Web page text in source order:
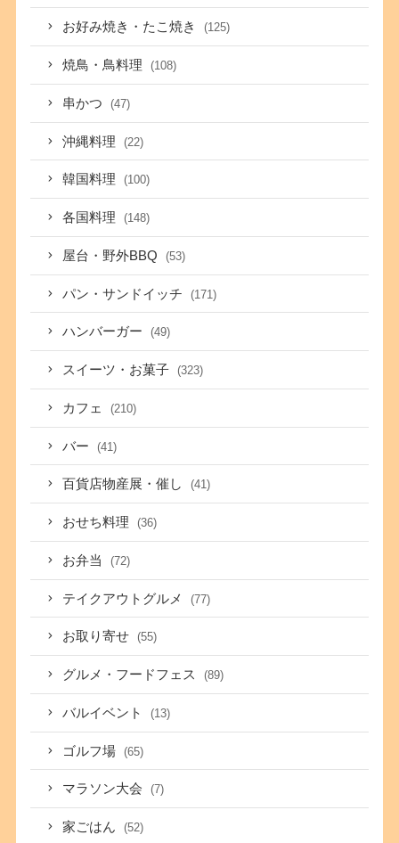
お好み焼き・たこ焼き (125)
焼鳥・鳥料理 (108)
串かつ (47)
沖縄料理 (22)
韓国料理 (100)
各国料理 (148)
屋台・野外BBQ (53)
パン・サンドイッチ (171)
ハンバーガー (49)
スイーツ・お菓子 (323)
カフェ (210)
バー (41)
百貨店物産展・催し (41)
おせち料理 (36)
お弁当 (72)
テイクアウトグルメ (77)
お取り寄せ (55)
グルメ・フードフェス (89)
バルイベント (13)
ゴルフ場 (65)
マラソン大会 (7)
家ごはん (52)